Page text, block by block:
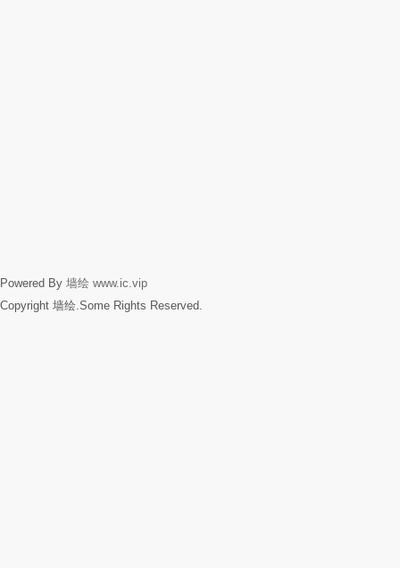
Powered By 墙绘 www.ic.vip
Copyright 墙绘.Some Rights Reserved.